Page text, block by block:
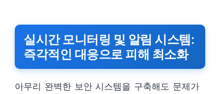
실시간 모니터링 및 알림 시스템:
즉각적인 대응으로 피해 최소화
아무리 완벽한 보안 시스템을 구축해도 문제가